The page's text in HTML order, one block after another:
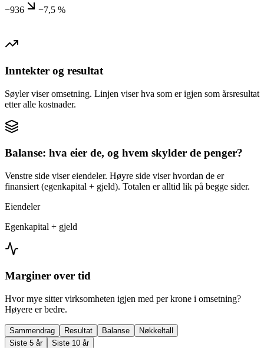
−936
−7,5 %
Inntekter og resultat
Søyler viser omsetning. Linjen viser hva som er igjen som årsresultat
etter alle kostnader.
Balanse: hva eier de, og hvem skylder de penger?
Venstre side viser eiendeler. Høyre side viser hvordan de er
finansiert (egenkapital + gjeld). Totalen er alltid lik på begge sider.
Eiendeler
Egenkapital + gjeld
Marginer over tid
Hvor mye sitter virksomheten igjen med per krone i omsetning?
Høyere er bedre.
Sammendrag Resultat Balanse
Nøkkeltall
Siste 5 år
Siste 10 år